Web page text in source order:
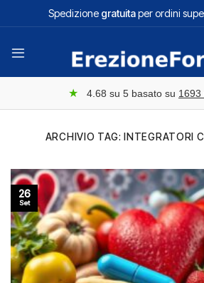
Spedizione gratuitaper ordini
★ 4.68 su 5 basato su 1693
ARCHIVIO TAG: INTEGRATORI
26
Set